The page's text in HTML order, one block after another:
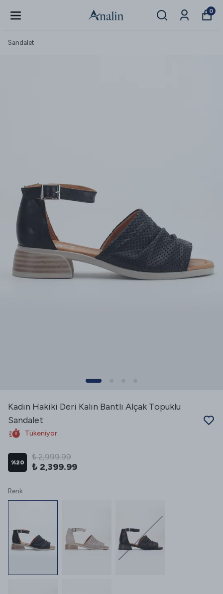
0
Sandalet
Kadın Hakiki Deri Kalın Bantlı Alçak Topuklu
Sandalet
Tükeniyor
%20
₺ 2,999.99
₺ 2,399.99
Renk